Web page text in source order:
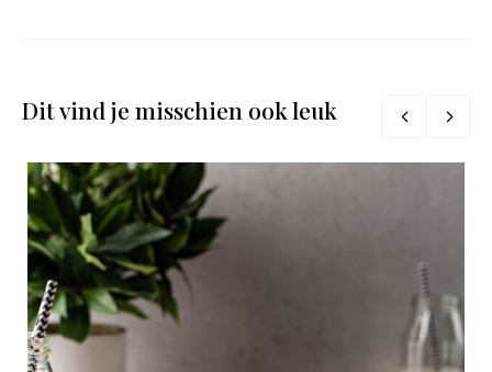
Dit vind je misschien ook leuk